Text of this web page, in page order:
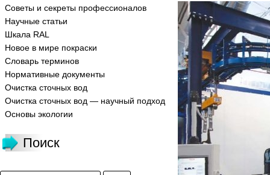
Советы и секреты профессионалов
Научные статьи
Шкала RAL
Новое в мире покраски
Словарь терминов
Нормативные документы
Очистка сточных вод
Очистка сточных вод — научный подход
Основы экологии
Поиск